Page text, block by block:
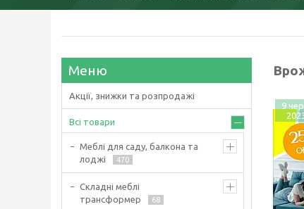
9
Акції, знижки та розпродажі
Всі товари
Меблі для саду, балкона та
лоджі
470
Складні меблі
трансформер
68